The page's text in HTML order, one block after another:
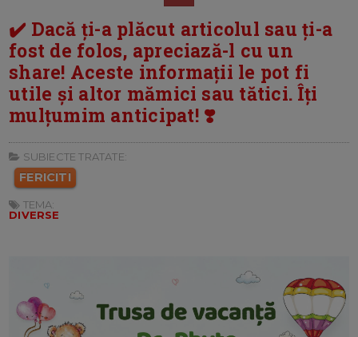
✔️ Dacă ți-a plăcut articolul sau ți-a
fost de folos, apreciază-l cu un
share! Aceste informații le pot fi
utile și altor mămici sau tătici. Îți
mulțumim anticipat! ❣️
SUBIECTE TRATATE:
FERICITI
TEMA:
DIVERSE